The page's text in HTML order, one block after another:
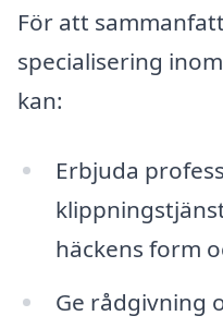
För att
specialisering
kan:
Erbjuda
häckens form
Ge rådgivning